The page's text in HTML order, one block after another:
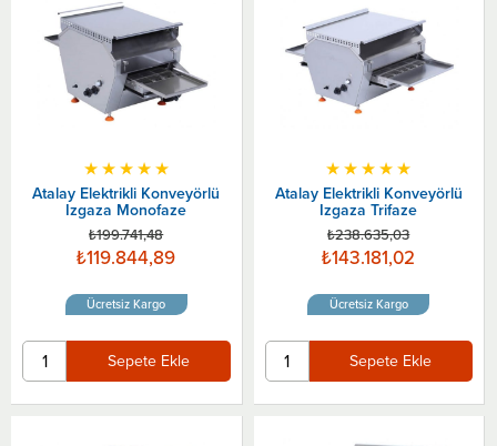
Atalay Elektrikli Konveyörlü
Izgaza Monofaze
★★★★★
₺119.844,89
₺199.741,48
Sepete Ekle
Ücretsiz Kargo
Atalay Elektrikli Konveyörlü
Izgaza Trifaze
★★★★★
₺143.181,02
₺238.635,03
Sepete Ekle
Ücretsiz Kargo